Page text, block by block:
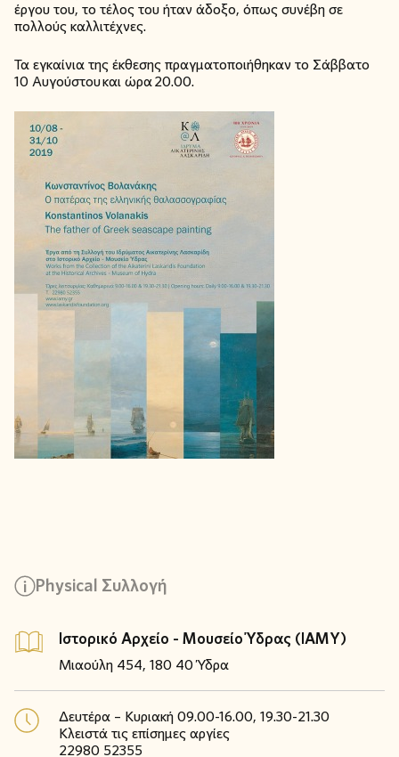
έργου του, το τέλος του ήταν άδοξο, όπως συνέβη σε
πολλούς καλλιτέχνες.
Τα εγκαίνια της έκθεσης πραγματοποιήθηκαν το Σάββατο
10 Αυγούστου και ώρα 20.00.
Physical Συλλογή
Ιστορικό Αρχείο - Μουσείο Ύδρας (ΙΑΜΥ)
Μιαούλη 454, 180 40 Ύδρα
Δευτέρα – Κυριακή 09.00-16.00, 19.30-21.30
Κλειστά τις επίσημες αργίες
22980 52355